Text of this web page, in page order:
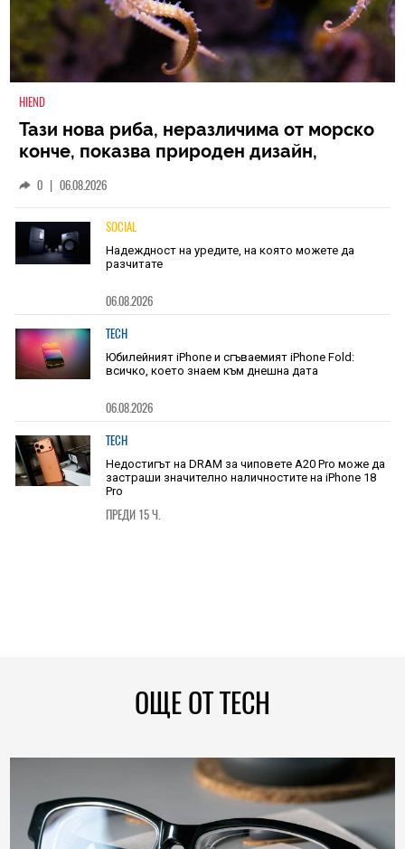
HIEND
Тази нова риба, неразличима от морско
конче, показва природен дизайн,
0 | 06.08.2026
SOCIAL
Надеждност на уредите, на която можете да
разчитате
06.08.2026
TECH
Юбилейният iPhone и сгъваемият iPhone Fold:
всичко, което знаем към днешна дата
06.08.2026
TECH
Недостигът на DRAM за чиповете A20 Pro може да
застраши значително наличностите на iPhone 18
Pro
ПРЕДИ 15 Ч.
ОЩЕ ОТ TECH